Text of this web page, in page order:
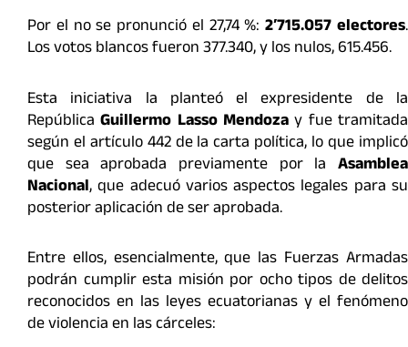
Por el no se pronunció el 27,74 %:2′715.057 electores.
Losvotos blancos fueron 377.340, y los nulos, 615.456.
Esta iniciativa la planteó el expresidente de la
RepúblicaGuillermo Lasso Mendoza y fue tramitada
según el artículo 442 de la carta política, lo que implicó
que sea aprobada previamente por la Asamblea
Nacional, que adecuó varios aspectos legales para su
posterior aplicación de ser aprobada.
Entre ellos, esencialmente, que las Fuerzas Armadas
podrán cumplir esta misión por ocho tipos de delitos
reconocidos en las leyes ecuatorianas y el fenómeno
de violencia en las cárceles: